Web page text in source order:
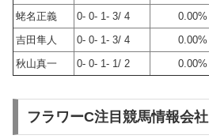
蛯名正義
0- 0- 1- 3/ 4 0.00%
吉田隼人
0- 0- 1- 3/ 4 0.00%
秋山真一
0- 0- 1- 1/ 2 0.00%
フラワーC注目競馬情報会社